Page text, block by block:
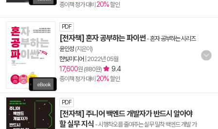
종이책 정가 대비 20%할인
PDF
[전자책] 혼자 공부하는 파이썬-혼자 공부하는 시리즈
윤인성 (지은이)
한빛미디어 2022년 05월
17,600원 (880원) 9.4
종이책 정가 대비 20%할인
PDF
[전자책] 주니어 백엔드 개발자가 반드시 알아야
할 실무 지식 - 시행착오를 줄여주는 실무 밀착 백엔드 개발 가